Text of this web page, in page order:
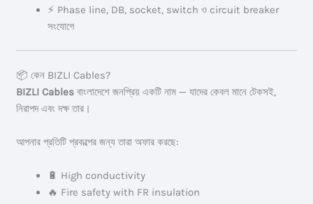
⚡ Phase line, DB, socket, switch ও circuit breaker
সংযোগে
📦 কেন BIZLI Cables?
BIZLI Cables বাংলাদেশে জনপ্রিয় একটি নাম — যাদের কেবল মানে টেকসই,
নিরাপদ এবং দক্ষ তার।
আপনার প্রতিটি প্রকল্পের জন্য তারা অফার করছে:
🔋 High conductivity
🔥 Fire safety with FR insulation